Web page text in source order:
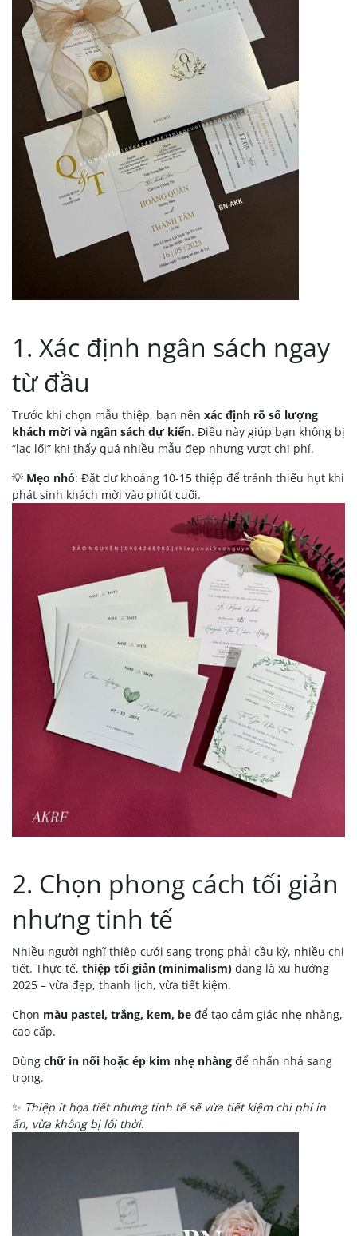
1. Xác định ngân sách ngay
từ đầu
Trước khi chọn mẫu thiệp, bạn nên xác định rõ số lượng
khách mời và ngân sách dự kiến. Điều này giúp bạn không bị
“lạc lối” khi thấy quá nhiều mẫu đẹp nhưng vượt chi phí.
💡 Mẹo nhỏ: Đặt dư khoảng 10-15 thiệp để tránh thiếu hụt khi
phát sinh khách mời vào phút cuối.
2. Chọn phong cách tối giản
nhưng tinh tế
Nhiều người nghĩ thiệp cưới sang trọng phải cầu kỳ, nhiều chi
tiết. Thực tế, thiệp tối giản (minimalism) đang là xu hướng
2025 – vừa đẹp, thanh lịch, vừa tiết kiệm.
Chọn màu pastel, trắng, kem, be để tạo cảm giác nhẹ nhàng,
cao cấp.
Dùng chữ in nổi hoặc ép kim nhẹ nhàng để nhấn nhá sang
trọng.
✨ Thiệp ít họa tiết nhưng tinh tế sẽ vừa tiết kiệm chi phí in
ấn, vừa không bị lỗi thời.